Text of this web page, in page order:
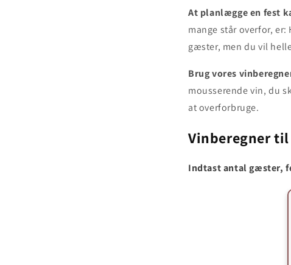
At planlægge en fest
mange står overfor,
gæster, men du vil
Brug vores
mousserende vin, du
at overforbruge.
Vinberegner til
Indtast antal gæster,